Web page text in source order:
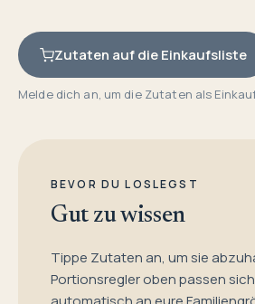
Zutaten auf die Einkaufsliste
Melde dich an, um die Zutaten als
BEVOR DU LOSLEGST
Gut zu wissen
Tippe Zutaten an, um sie
Portionsregler oben passen